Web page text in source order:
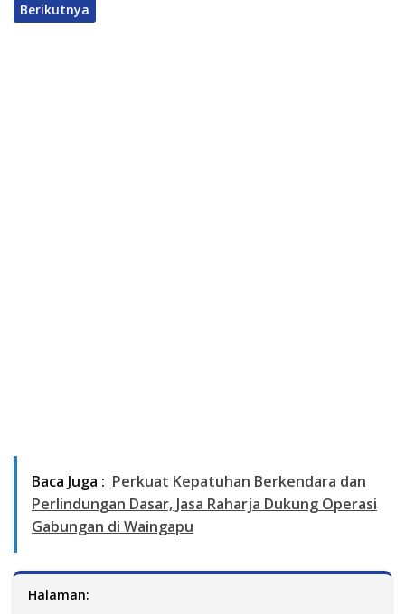
Berikutnya
Baca Juga : Perkuat Kepatuhan Berkendara dan
Perlindungan Dasar, Jasa Raharja Dukung Operasi
Gabungan di Waingapu
Halaman: